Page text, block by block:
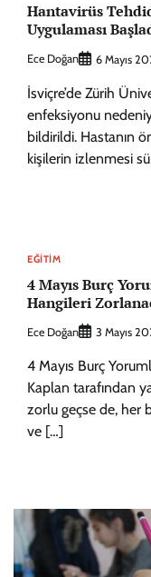
Hantavirüs
Uygulaması
Ece Doğan 6 Mayıs
İsviçre’de Zürih
enfeksiyonu
bildirildi. Hastanın
kişilerin izlenmesi
EĞITIM
4 Mayıs Burç
Hangileri
Ece Doğan 3 Mayıs
4 Mayıs Burç
Kaplan tarafından
zorlu geçse de, her
ve […]